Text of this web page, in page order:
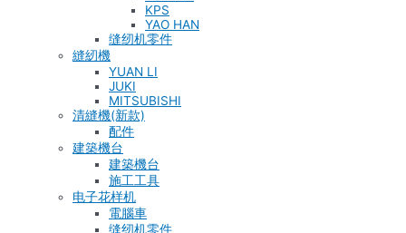
KPS
YAO HAN
缝纫机零件
縫紉機
YUAN LI
JUKI
MITSUBISHI
清縫機(新款)
配件
建築機台
建築機台
施工工具
电子花样机
電腦車
缝纫机零件